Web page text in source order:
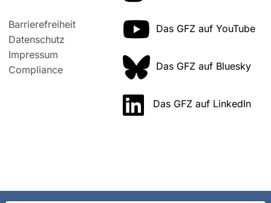
Barrierefreiheit
Datenschutz
Impressum
Compliance
Das GFZ auf YouTube
Das GFZ auf Bluesky
Das GFZ auf LinkedIn